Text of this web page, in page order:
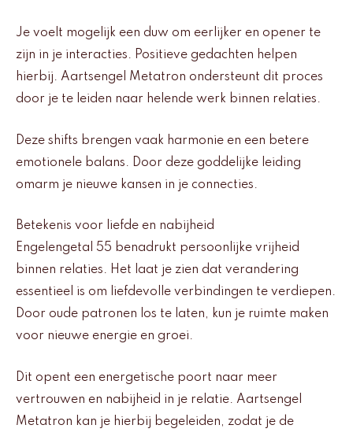
Je voelt mogelijk een duw om eerlijker en opener te
zijn in je interacties. Positieve gedachten helpen
hierbij. Aartsengel Metatron ondersteunt dit proces
door je te leiden naar helende werk binnen relaties.
Deze shifts brengen vaak harmonie en een betere
emotionele balans. Door deze goddelijke leiding
omarm je nieuwe kansen in je connecties.
Betekenis voor liefde en nabijheid
Engelengetal 55 benadrukt persoonlijke vrijheid
binnen relaties. Het laat je zien dat verandering
essentieel is om liefdevolle verbindingen te verdiepen.
Door oude patronen los te laten, kun je ruimte maken
voor nieuwe energie en groei.
Dit opent een energetische poort naar meer
vertrouwen en nabijheid in je relatie. Aartsengel
Metatron kan je hierbij begeleiden, zodat je de